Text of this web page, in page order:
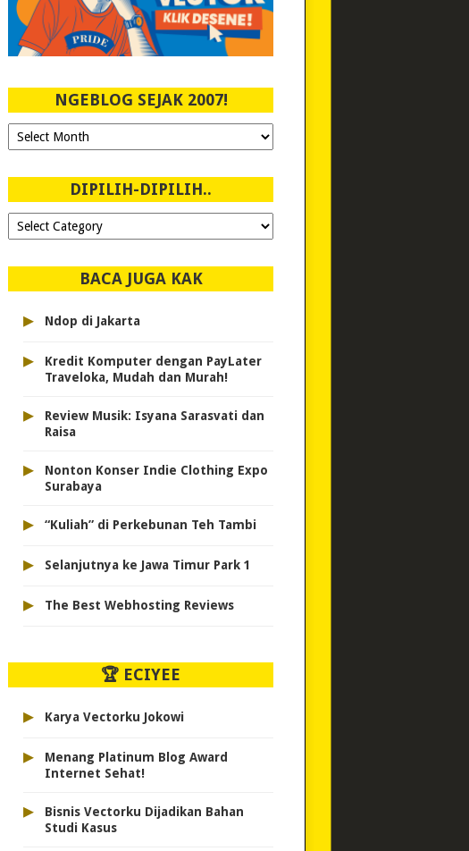
NGEBLOG SEJAK 2007!
Ngeblog
Sejak
DIPILIH-DIPILIH..
Dipilih-
dipilih..
BACA JUGA KAK
▸ Ndop di Jakarta
▸
Kredit Komputer dengan PayLater
Traveloka, Mudah dan Murah!
▸
Review Musik: Isyana Sarasvati dan
Raisa
▸
Nonton Konser Indie Clothing Expo
Surabaya
▸ “Kuliah” di Perkebunan Teh Tambi
▸ Selanjutnya ke Jawa Timur Park 1
▸ The Best Webhosting Reviews
🏆 ECIYEE
▸ Karya Vectorku Jokowi
▸
Menang Platinum Blog Award
Internet Sehat!
▸
Bisnis Vectorku Dijadikan Bahan
Studi Kasus